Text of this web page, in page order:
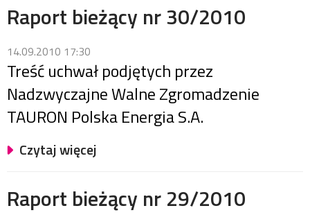
Raport bieżący nr 30/2010
14.09.2010 17:30
Treść uchwał podjętych przez
Nadzwyczajne Walne Zgromadzenie
TAURON Polska Energia S.A.
Czytaj więcej
Raport bieżący nr 29/2010